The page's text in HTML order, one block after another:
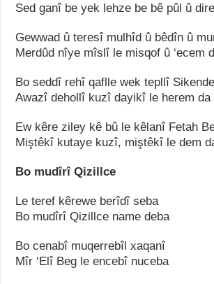
Sed ganî be yek lehze be bê pûl û
Gewwad û teresî mulhîd û bêdîn û
Merdûd nîye mîslî le misqof û ‘ecem
Bo seddî rehî qaflle wek tepllî
Awazî dehollî kuzî dayikî le herem da
Ew kêre ziley kê bû le kêlanî Fetah
Miştêkî kutaye kuzî, miştêkî le dem
Bo mudîrî Qizillce
Le teref kêrewe berîdî seba
Bo mudîrî Qizillce name deba
Bo cenabî muqerrebîl xaqanî
Mîr ‘Elî Beg le encebî nuceba